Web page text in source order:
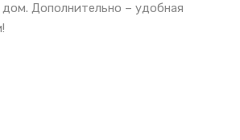
Дополнительно – удобная